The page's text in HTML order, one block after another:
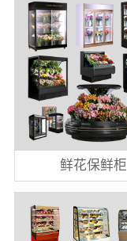
鲜花保鲜柜